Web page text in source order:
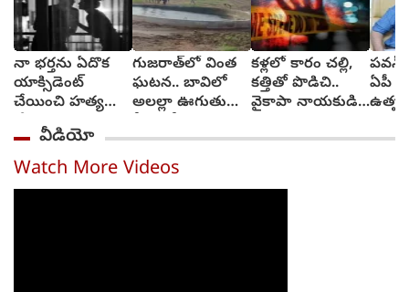
నా భర్తను ఏదొక
యాక్సిడెంట్
చేయించి హత్య
చేయి: ప్రియుడికి
వివాహిత మెసేజ్
గుజరాత్‌లో వింత
ఘటన.. బావిలో
అలల్లా ఊగుతున్న
వైరల్ (video)
కళ్లలో కారం చల్లి,
కత్తితో పొడిచి..
వైకాపా నాయకుడి
పవన్
ఏపీ
వీడియో
Watch More Videos